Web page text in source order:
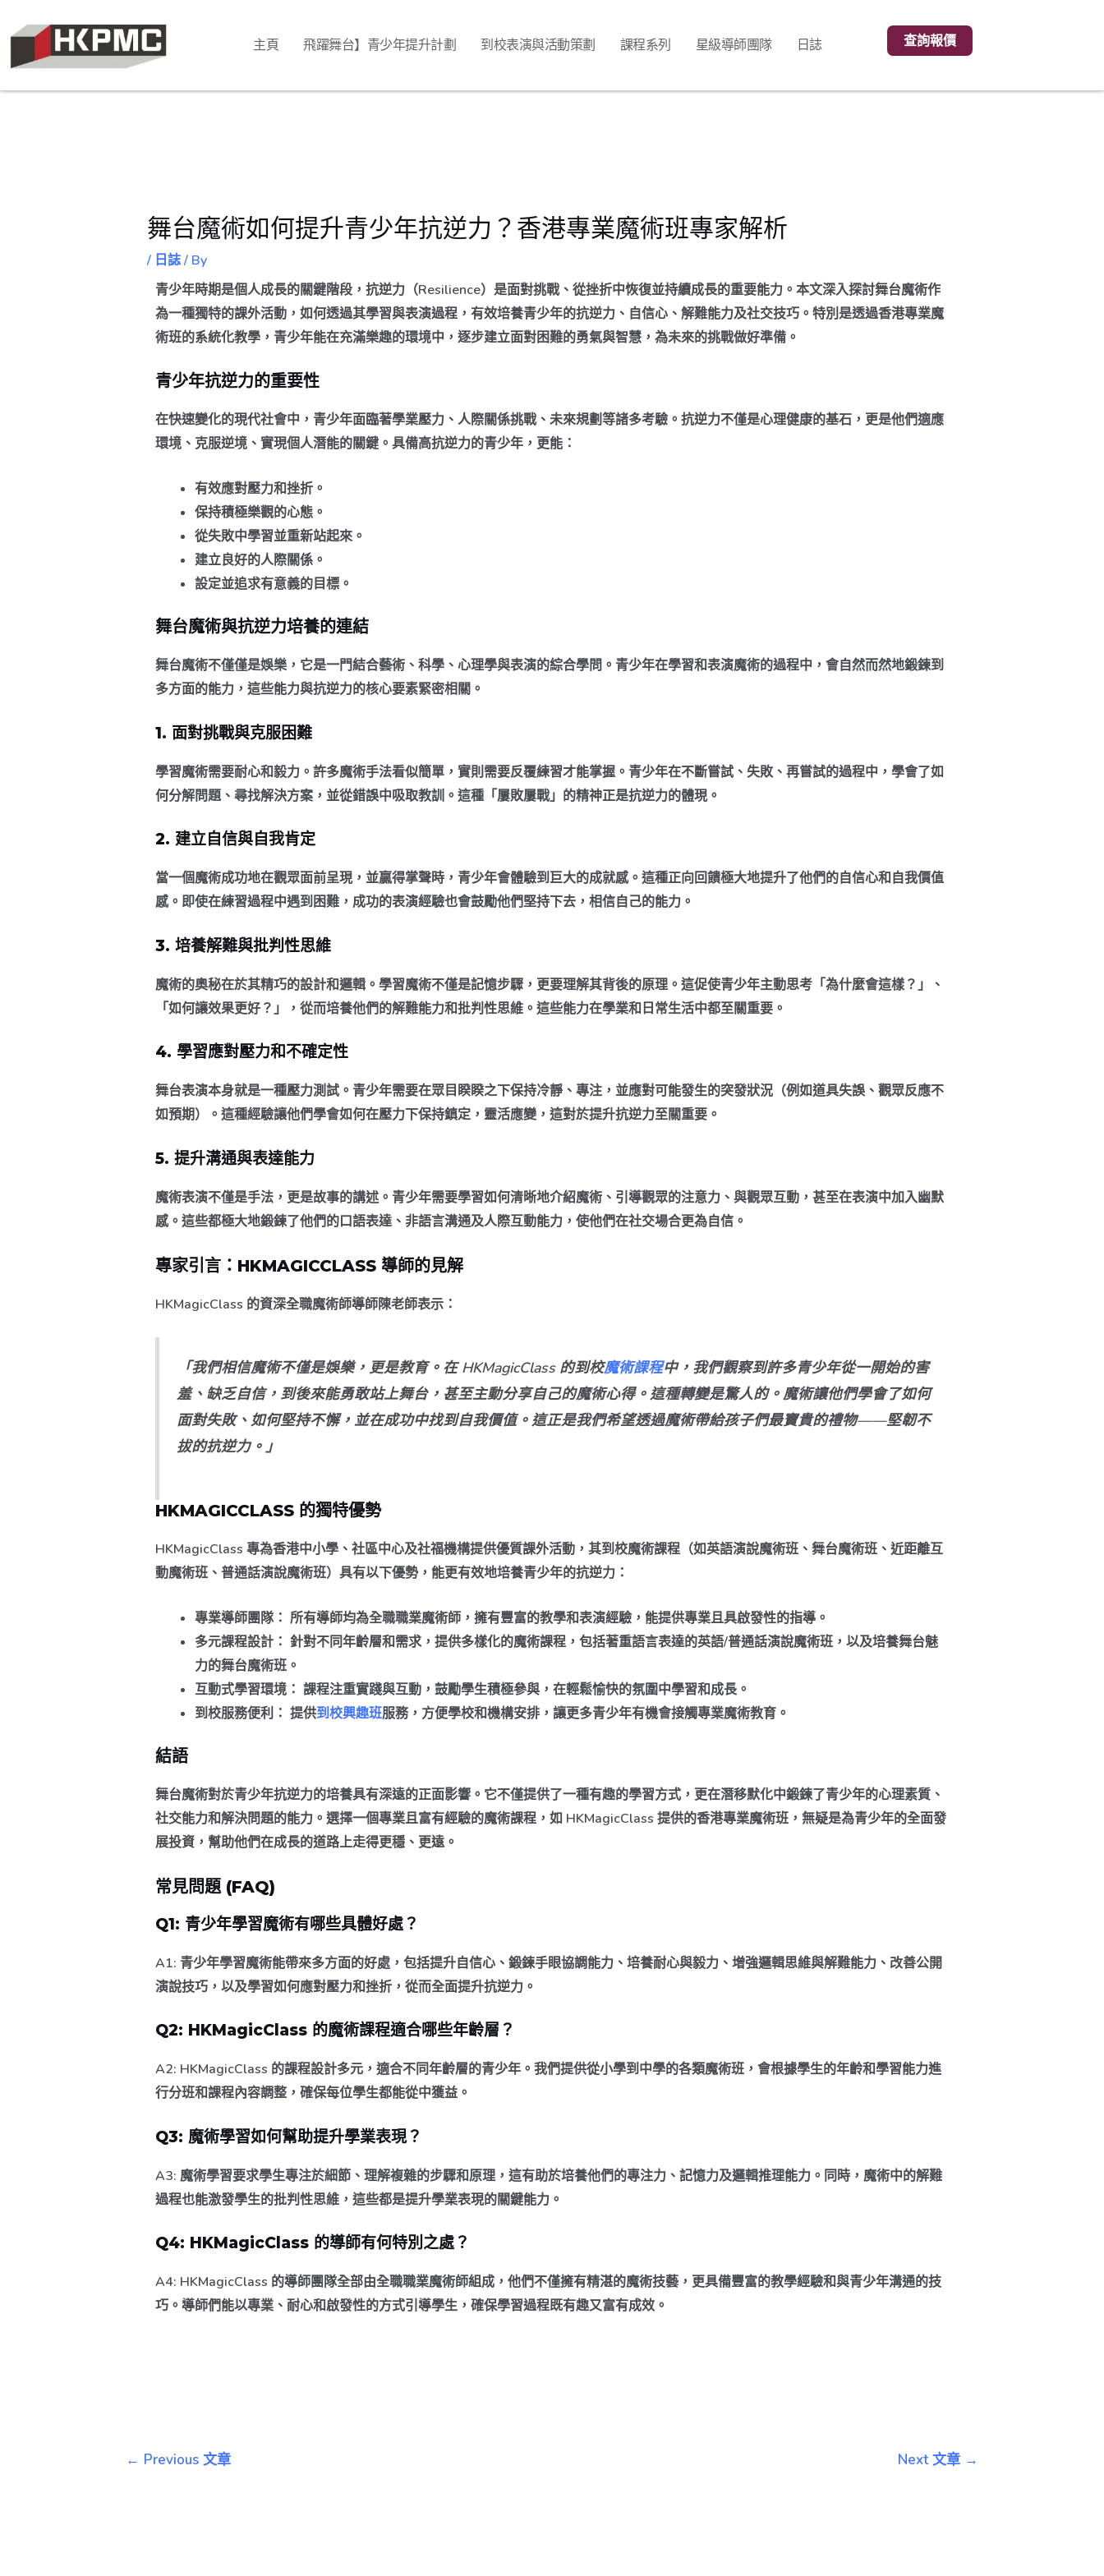
主頁 飛躍舞台】青少年提升計劃 到校表演與活動策劃 課程系列 星級導師團隊 日誌 查詢報價
舞台魔術如何提升青少年抗逆力？香港專業魔術班專家解析
/ 日誌/ By
青少年時期是個人成長的關鍵階段，抗逆力（Resilience）是面對挑戰、從挫折中恢復並持續成長的重要能力。本文深入探討舞台魔術作
為一種獨特的課外活動，如何透過其學習與表演過程，有效培養青少年的抗逆力、自信心、解難能力及社交技巧。特別是透過香港專業魔
術班的系統化教學，青少年能在充滿樂趣的環境中，逐步建立面對困難的勇氣與智慧，為未來的挑戰做好準備。
青少年抗逆力的重要性
在快速變化的現代社會中，青少年面臨著學業壓力、人際關係挑戰、未來規劃等諸多考驗。抗逆力不僅是心理健康的基石，更是他們適應
環境、克服逆境、實現個人潛能的關鍵。具備高抗逆力的青少年，更能：
有效應對壓力和挫折。
保持積極樂觀的心態。
從失敗中學習並重新站起來。
建立良好的人際關係。
設定並追求有意義的目標。
舞台魔術與抗逆力培養的連結
舞台魔術不僅僅是娛樂，它是一門結合藝術、科學、心理學與表演的綜合學問。青少年在學習和表演魔術的過程中，會自然而然地鍛鍊到
多方面的能力，這些能力與抗逆力的核心要素緊密相關。
1. 面對挑戰與克服困難
學習魔術需要耐心和毅力。許多魔術手法看似簡單，實則需要反覆練習才能掌握。青少年在不斷嘗試、失敗、再嘗試的過程中，學會了如
何分解問題、尋找解決方案，並從錯誤中吸取教訓。這種「屢敗屢戰」的精神正是抗逆力的體現。
2. 建立自信與自我肯定
當一個魔術成功地在觀眾面前呈現，並贏得掌聲時，青少年會體驗到巨大的成就感。這種正向回饋極大地提升了他們的自信心和自我價值
感。即使在練習過程中遇到困難，成功的表演經驗也會鼓勵他們堅持下去，相信自己的能力。
3. 培養解難與批判性思維
魔術的奧秘在於其精巧的設計和邏輯。學習魔術不僅是記憶步驟，更要理解其背後的原理。這促使青少年主動思考「為什麼會這樣？」、
「如何讓效果更好？」，從而培養他們的解難能力和批判性思維。這些能力在學業和日常生活中都至關重要。
4. 學習應對壓力和不確定性
舞台表演本身就是一種壓力測試。青少年需要在眾目睽睽之下保持冷靜、專注，並應對可能發生的突發狀況（例如道具失誤、觀眾反應不
如預期）。這種經驗讓他們學會如何在壓力下保持鎮定，靈活應變，這對於提升抗逆力至關重要。
5. 提升溝通與表達能力
魔術表演不僅是手法，更是故事的講述。青少年需要學習如何清晰地介紹魔術、引導觀眾的注意力、與觀眾互動，甚至在表演中加入幽默
感。這些都極大地鍛鍊了他們的口語表達、非語言溝通及人際互動能力，使他們在社交場合更為自信。
專家引言：HKMAGICCLASS 導師的見解
HKMagicClass 的資深全職魔術師導師陳老師表示：
「我們相信魔術不僅是娛樂，更是教育。在 HKMagicClass 的到校魔術課程中，我們觀察到許多青少年從一開始的害
羞、缺乏自信，到後來能勇敢站上舞台，甚至主動分享自己的魔術心得。這種轉變是驚人的。魔術讓他們學會了如何
面對失敗、如何堅持不懈，並在成功中找到自我價值。這正是我們希望透過魔術帶給孩子們最寶貴的禮物——堅韌不
拔的抗逆力。」
HKMAGICCLASS 的獨特優勢
HKMagicClass 專為香港中小學、社區中心及社福機構提供優質課外活動，其到校魔術課程（如英語演說魔術班、舞台魔術班、近距離互
動魔術班、普通話演說魔術班）具有以下優勢，能更有效地培養青少年的抗逆力：
專業導師團隊： 所有導師均為全職職業魔術師，擁有豐富的教學和表演經驗，能提供專業且具啟發性的指導。
多元課程設計： 針對不同年齡層和需求，提供多樣化的魔術課程，包括著重語言表達的英語/普通話演說魔術班，以及培養舞台魅
力的舞台魔術班。
互動式學習環境： 課程注重實踐與互動，鼓勵學生積極參與，在輕鬆愉快的氛圍中學習和成長。
到校服務便利： 提供到校興趣班服務，方便學校和機構安排，讓更多青少年有機會接觸專業魔術教育。
結語
舞台魔術對於青少年抗逆力的培養具有深遠的正面影響。它不僅提供了一種有趣的學習方式，更在潛移默化中鍛鍊了青少年的心理素質、
社交能力和解決問題的能力。選擇一個專業且富有經驗的魔術課程，如 HKMagicClass 提供的香港專業魔術班，無疑是為青少年的全面發
展投資，幫助他們在成長的道路上走得更穩、更遠。
常見問題 (FAQ)
Q1: 青少年學習魔術有哪些具體好處？
A1: 青少年學習魔術能帶來多方面的好處，包括提升自信心、鍛鍊手眼協調能力、培養耐心與毅力、增強邏輯思維與解難能力、改善公開
演說技巧，以及學習如何應對壓力和挫折，從而全面提升抗逆力。
Q2: HKMagicClass 的魔術課程適合哪些年齡層？
A2: HKMagicClass 的課程設計多元，適合不同年齡層的青少年。我們提供從小學到中學的各類魔術班，會根據學生的年齡和學習能力進
行分班和課程內容調整，確保每位學生都能從中獲益。
Q3: 魔術學習如何幫助提升學業表現？
A3: 魔術學習要求學生專注於細節、理解複雜的步驟和原理，這有助於培養他們的專注力、記憶力及邏輯推理能力。同時，魔術中的解難
過程也能激發學生的批判性思維，這些都是提升學業表現的關鍵能力。
Q4: HKMagicClass 的導師有何特別之處？
A4: HKMagicClass 的導師團隊全部由全職職業魔術師組成，他們不僅擁有精湛的魔術技藝，更具備豐富的教學經驗和與青少年溝通的技
巧。導師們能以專業、耐心和啟發性的方式引導學生，確保學習過程既有趣又富有成效。
← Previous 文章 Next 文章 →